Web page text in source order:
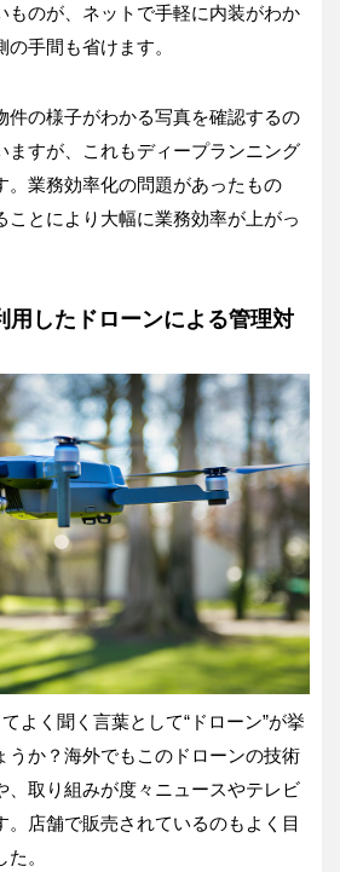
ものが、ネットで手軽に内装がわか
手間も省けます。
件の様子がわかる写真を確認するの
ますが、これもディープランニング
。業務効率化の問題があったもの
ことにより大幅に業務効率が上がっ
用したドローンによる管理対
よく聞く言葉として“ドローン”が挙
うか？海外でもこのドローンの技術
、取り組みが度々ニュースやテレビ
。店舗で販売されているのもよく目
。